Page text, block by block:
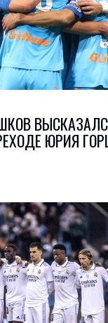
ЮРИЯ